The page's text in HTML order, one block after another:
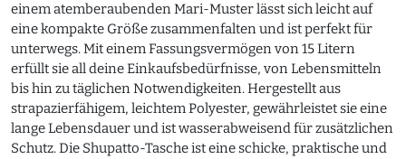
einem atemberaubenden Mari-Muster lässt sich leicht auf
eine kompakte Größe zusammenfalten und ist perfekt für
unterwegs. Mit einem Fassungsvermögen von 15 Litern
erfüllt sie all deine Einkaufsbedürfnisse, von Lebensmitteln
bis hin zu täglichen Notwendigkeiten. Hergestellt aus
strapazierfähigem, leichtem Polyester, gewährleistet sie eine
lange Lebensdauer und ist wasserabweisend für zusätzlichen
Schutz. Die Shupatto-Tasche ist eine schicke, praktische und